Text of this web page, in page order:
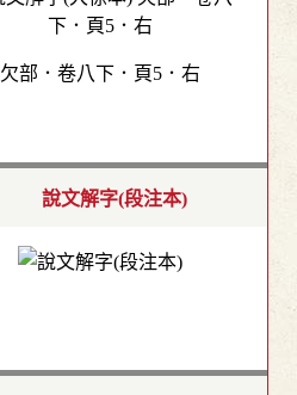
欠部．卷八下．頁5．右
說文解字(段注本)